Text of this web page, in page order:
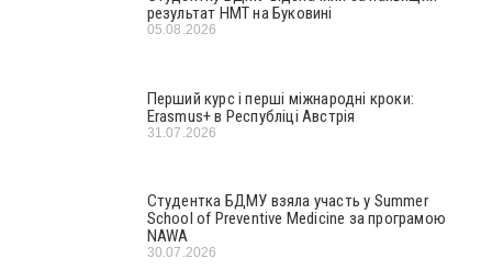
результат НМТ на Буковині
05.08.2026
Перший курс і перші міжнародні кроки:
Erasmus+ в Республіці Австрія
31.07.2026
Студентка БДМУ взяла участь у Summer
School of Preventive Medicine за програмою
NAWA
30.07.2026